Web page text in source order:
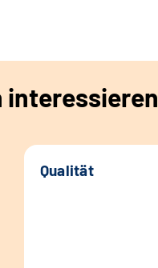
interessieren
Qualität